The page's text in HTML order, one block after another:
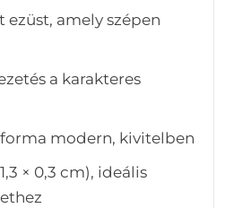
ezüst, amely szépen
a karakteres
forma modern, kivitelben
× 0,3 cm), ideális